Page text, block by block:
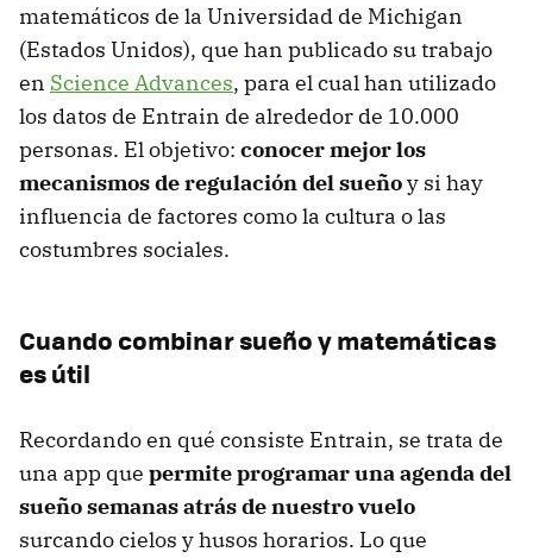
matemáticos de la Universidad de Michigan
(Estados Unidos), que han publicado su trabajo
en Science Advances, para el cual han utilizado
los datos de Entrain de alrededor de 10.000
personas. El objetivo: conocer mejor los
mecanismos de regulación del sueñoy si hay
influencia de factores como la cultura o las
costumbres sociales.
Cuando combinar sueño y matemáticas
es útil
Recordando en qué consiste Entrain, se trata de
una app que permite programar una agenda del
sueño semanas atrás de nuestro vuelo
surcando cielos y husos horarios. Lo que